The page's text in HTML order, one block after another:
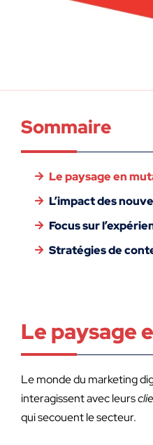
Sommaire
Le paysage en
L’impact des
Focus sur
Stratégies de
Le paysage
Le monde du marketing
interagissent avec leurs
qui secouent le secteur.